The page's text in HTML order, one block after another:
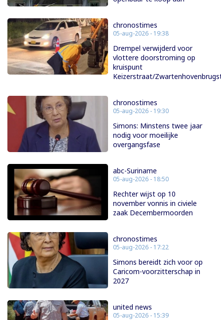
chronostimes
05-aug-2026 - 19:38
Drempel verwijderd voor
vlottere doorstroming op
kruispunt
Keizerstraat/
chronostimes
05-aug-2026 - 19:30
Simons: Minstens twee jaar
nodig voor moeilijke
overgangsfase
abc-Suriname
05-aug-2026 - 18:50
Rechter wijst op 10
november vonnis in civiele
zaak Decembermoorden
chronostimes
05-aug-2026 - 17:22
Simons bereidt zich voor op
Caricom-voorzitterschap in
2027
united news
05-aug-2026 - 15:39